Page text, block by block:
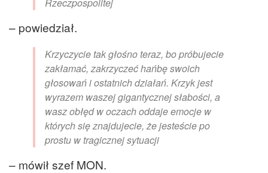
Rzeczpospolitej
– powiedział.
Krzyczycie tak głośno teraz, bo próbujecie
zakłamać, zakrzyczeć hańbę swoich
głosowań i ostatnich działań. Krzyk jest
wyrazem waszej gigantycznej słabości, a
wasz obłęd w oczach oddaje emocje w
których się znajdujecie, że jesteście po
prostu w tragicznej sytuacji
– mówił szef MON.